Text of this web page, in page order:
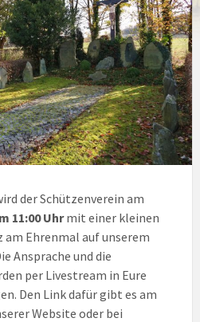
der Schützenverein am
11:00 Uhrmit einer kleinen
am Ehrenmal auf unserem
Ansprache und die
per Livestream in Eure
Den Link dafür gibt es am
Website oder bei